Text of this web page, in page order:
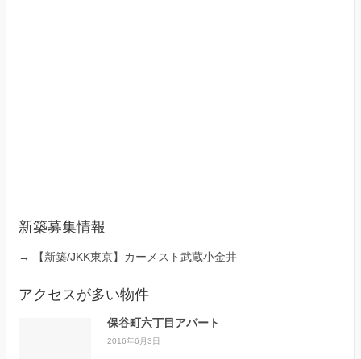
新築募集情報
→ 【新築/JKK東京】カーメスト武蔵小金井
アクセスが多い物件
保谷町六丁目アパート
2016年6月3日